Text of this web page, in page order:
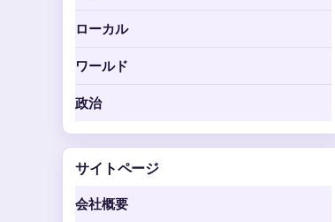
ローカル
ワールド
政治
サイトページ
会社概要